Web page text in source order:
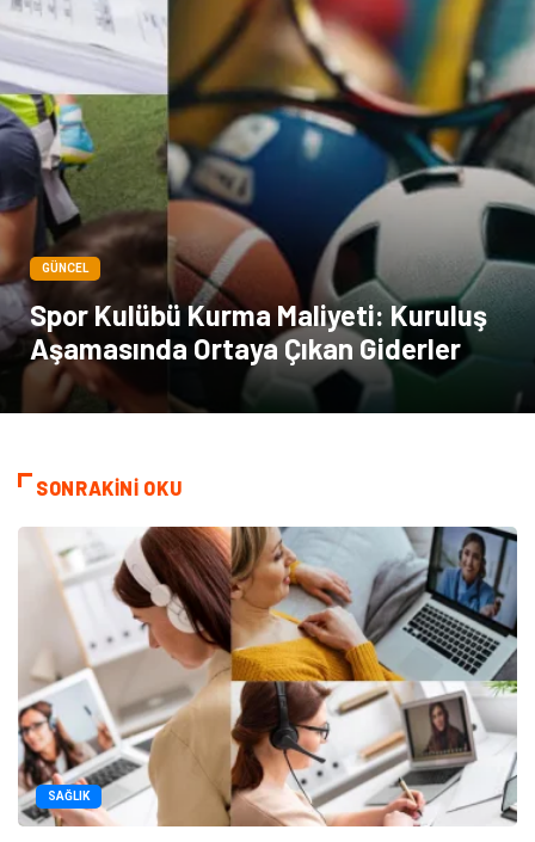
GÜNCEL
Spor Kulübü Kurma Maliyeti: Kuruluş
Aşamasında Ortaya Çıkan Giderler
SONRAKİNİ OKU
SAĞLIK